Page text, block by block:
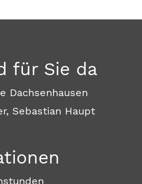
für Sie da
Dachsenhausen
Sebastian Haupt